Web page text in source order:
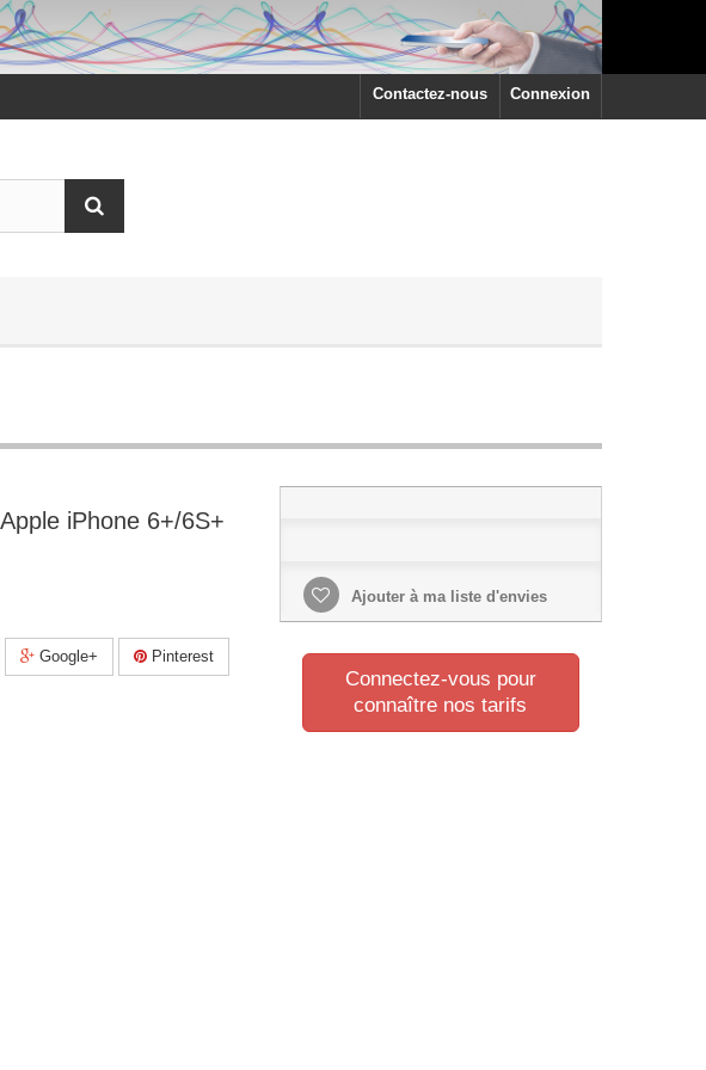
Connexion
Contactez-nous
iPhone 6+/6S+
Google+ Pinterest
Ajouter à ma liste d'envies
Connectez-vous pour
connaître nos tarifs